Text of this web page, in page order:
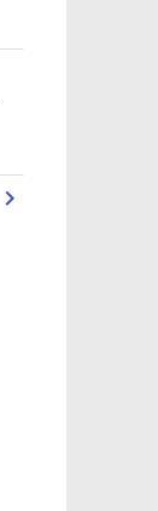
keyboard_arrow_right